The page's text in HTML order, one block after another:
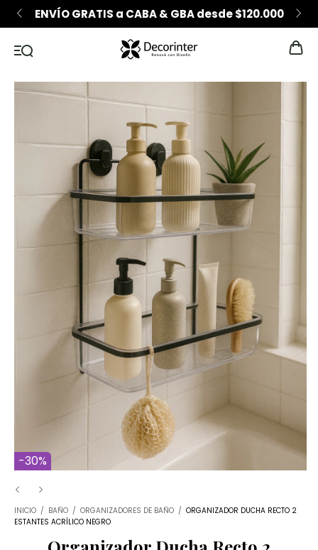
6 CUOTAS SIN INTERÉS desde $200.000
-30%
INICIO / BAÑO / ORGANIZADORES DE BAÑO / ORGANIZADOR DUCHA RECTO 2
ESTANTES ACRÍLICO NEGRO